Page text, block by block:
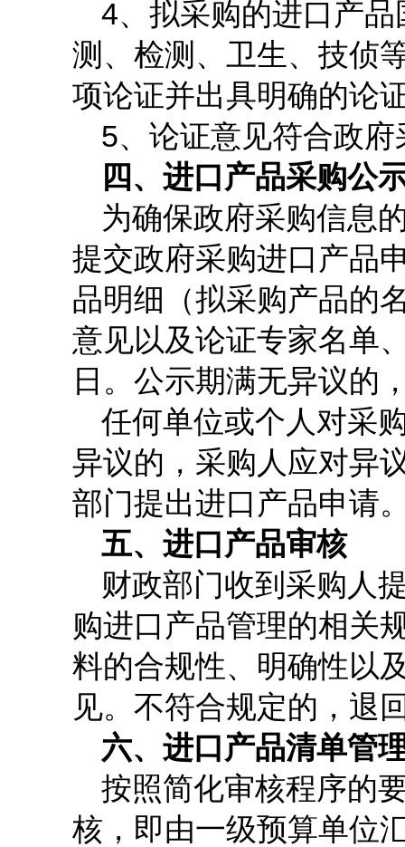
4、拟采购的进口产
测、检测、卫生、技侦
项论证并出具明确的论
5、论证意见符合政
四、进口产品采购公
为确保政府采购信息
提交政府采购进口产品
品明细（拟采购产品的
意见以及论证专家名单
日。公示期满无异议的
任何单位或个人对采
异议的，采购人应对异
部门提出进口产品申请
五、进口产品审核
财政部门收到采购人
购进口产品管理的相关
料的合规性、明确性以
见。不符合规定的，退
六、进口产品清单管
按照简化审核程序的
核，即由一级预算单位